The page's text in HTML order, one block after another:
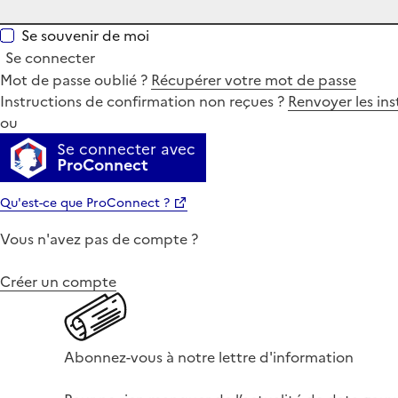
Se souvenir de moi
Se connecter
Mot de passe oublié ? Récupérer votre mot de passe
Instructions de confirmation non reçues ? Renvoyer les
ou
Se connecter avec
ProConnect
Qu'est-ce que ProConnect ?
Vous n'avez pas de compte ?
Créer un compte
Abonnez-vous à notre lettre d'information